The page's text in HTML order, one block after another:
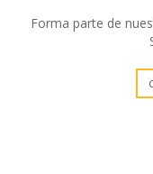
Forma parte de